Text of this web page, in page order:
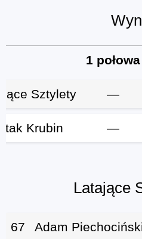
1 połowa
Sztylety —
Krubin —
Latające
67 Adam